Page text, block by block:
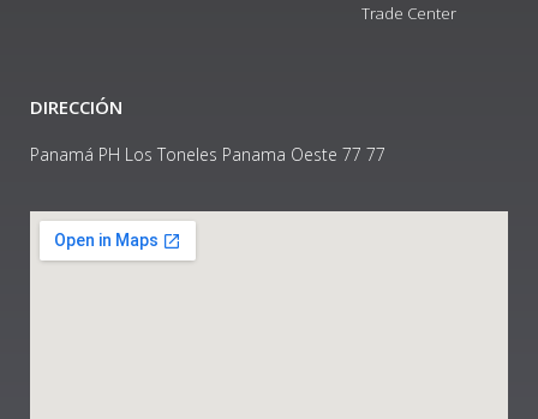
Trade Center
DIRECCIÓN
Panamá PH Los Toneles Panama Oeste 77 77